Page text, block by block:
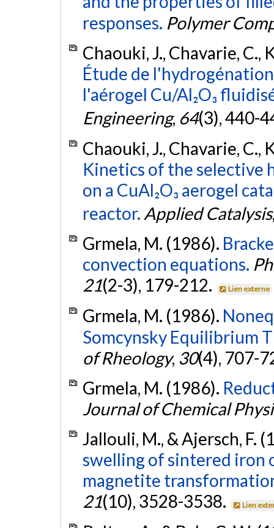
responses. Polymer
Chaouki, J., Chavarie, C.,
Étude de
l'aérogel Cu/Al₂O₃
Engineering, 64(3), 440-
Chaouki, J., Chavarie, C.,
Kinetics of the selective
on a CuAl₂O₃ aerogel
reactor. Applied Catalysis
Grmela, M. (1986).
convection equations.
21(2-3), 179-212. Lien externe
Grmela, M. (1986).
Somcynsky Equilibrium
of Rheology, 30(4), 707-
Grmela, M. (1986).
Journal of Chemical
Jallouli, M., & Ajersch, F.
swelling of sintered iron
magnetite
21(10), 3528-3538. Lien